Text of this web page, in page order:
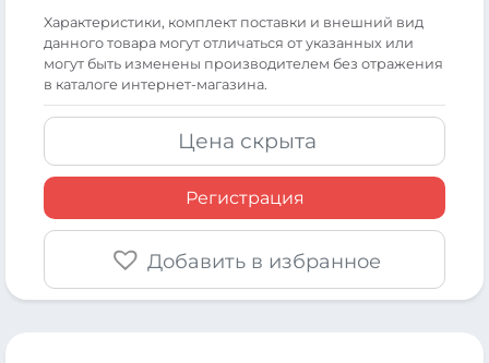
Xарактеристики, комплект поставки и внешний вид
данного товара могут отличаться от указанных или
могут быть изменены производителем без отражения
в каталоге интернет-магазина.
Цена скрыта
Регистрация
Добавить в избранное